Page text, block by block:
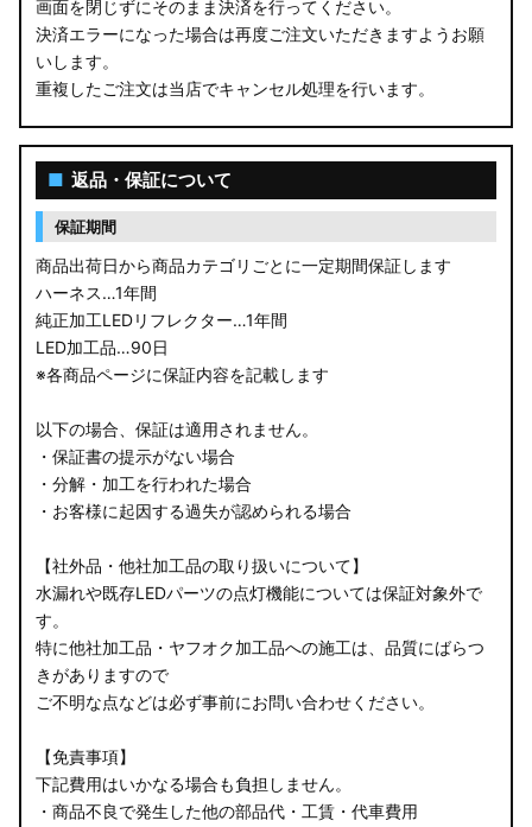
画面を閉じずにそのまま決済を行ってください。
決済エラーになった場合は再度ご注文いただきますようお願
いします。
重複したご注文は当店でキャンセル処理を行います。
■ 返品・保証について
保証期間
商品出荷日から商品カテゴリごとに一定期間保証します
ハーネス…1年間
純正加工LEDリフレクター…1年間
LED加工品…90日
※各商品ページに保証内容を記載します
以下の場合、保証は適用されません。
・保証書の提示がない場合
・分解・加工を行われた場合
・お客様に起因する過失が認められる場合
【社外品・他社加工品の取り扱いについて】
水漏れや既存LEDパーツの点灯機能については保証対象外で
す。
特に他社加工品・ヤフオク加工品への施工は、品質にばらつ
きがありますので
ご不明な点などは必ず事前にお問い合わせください。
【免責事項】
下記費用はいかなる場合も負担しません。
・商品不良で発生した他の部品代・工賃・代車費用